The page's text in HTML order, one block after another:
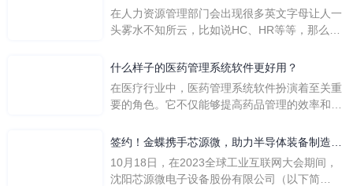
在人力资源管理部门会出现很多英文字母让人一
头雾水不知所云，比如说HC、HR等等，那么它
么呢？
什么样子的医药管理系统软件更好用？
在医疗行业中，医药管理系统软件扮演着至关重
要的角色。它不仅能够提高药品管理的效率和准
一个好用的医药管理系统软件应具备以下特点。
地进行操作。 复杂的
签约！金蝶携手芯源微，助力半导体装备制造领
先企业迈向世界
10月18日，在2023全球工业互联网大会期间，
沈阳芯源微电子设备股份有限公司（以下简